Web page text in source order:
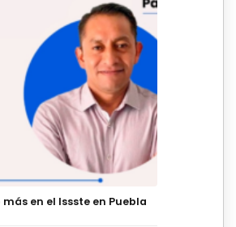
en el Issste en Puebla